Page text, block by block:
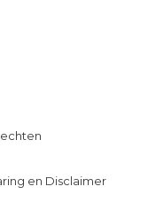
en Disclaimer